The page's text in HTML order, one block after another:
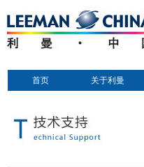
首页 关于利曼